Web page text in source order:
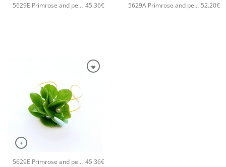
5629E Primrose and pearls χειροποίητο βραχιόλι Catherine bijoux Μπλε 45.36€ 5629A Primrose and pearls χειροποίητο κολιέ Catherine bijoux Μπλε 52.20€
+
5629E Primrose and pearls χειροποίητο βραχιόλι Catherine bijoux Πράσινο 45.36€